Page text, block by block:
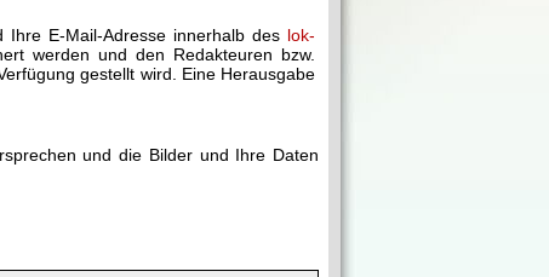
E-Mail-Adresse innerhalb des lok-
werden und den Redakteuren bzw.
gestellt wird. Eine Herausgabe
und die Bilder und Ihre Daten